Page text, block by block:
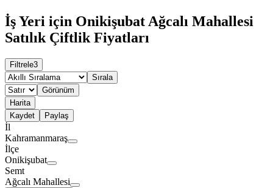
İş Yeri için Onikişubat Ağcalı Mahallesi
Satılık Çiftlik Fiyatları
Filtrele3
Sırala
Görünüm
Harita
Kaydet
Paylaş
İl
Kahramanmaraş
İlçe
Onikişubat
Semt
Ağcalı Mahallesi